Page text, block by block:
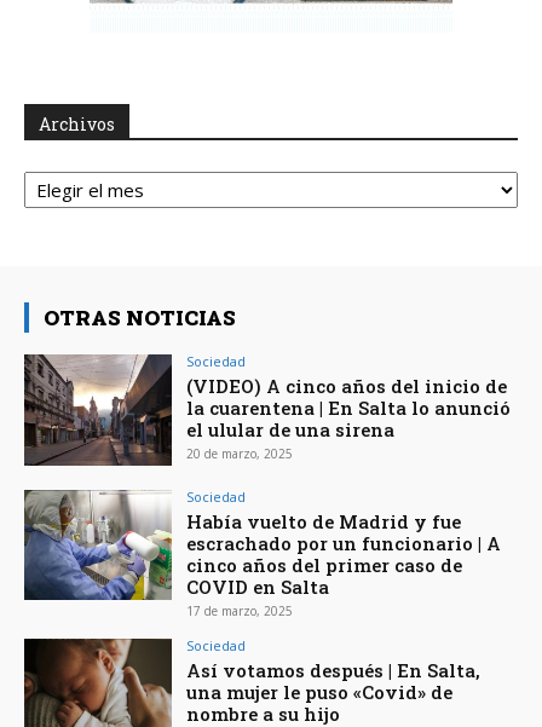
Archivos
Archivos
OTRAS NOTICIAS
Sociedad
(VIDEO) A cinco años del inicio de
la cuarentena | En Salta lo anunció
el ulular de una sirena
20 de marzo, 2025
Sociedad
Había vuelto de Madrid y fue
escrachado por un funcionario | A
cinco años del primer caso de
COVID en Salta
17 de marzo, 2025
Sociedad
Así votamos después | En Salta,
una mujer le puso «Covid» de
nombre a su hijo